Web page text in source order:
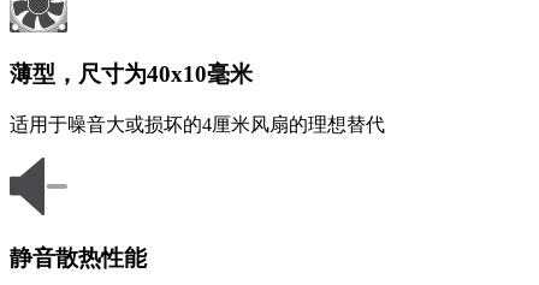
薄型，尺寸为40x10毫米
适用于噪音大或损坏的4厘米风扇的理想替代
静音散热性能